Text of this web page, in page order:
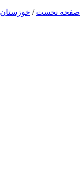
صفحه نخست / خوزستان